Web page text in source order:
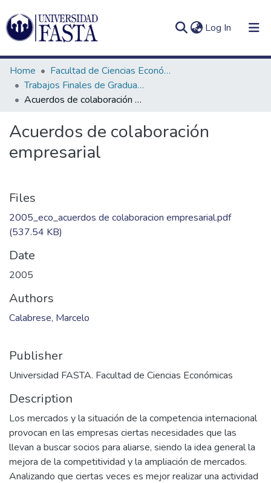
Log In (current)
Communities
&
Collections
In(current)
Home
Facultad de Ciencias Económicas
Trabajos Finales de Graduación de Contador Público
Acuerdos de colaboración empresarial
Acuerdos de colaboración
empresarial
Files
2005_eco_acuerdos de colaboracion empresarial.pdf
(537.54 KB)
Date
2005
Authors
Calabrese, Marcelo
Publisher
Universidad FASTA. Facultad de Ciencias Económicas
Description
Los mercados y la situación de la competencia internacional
provocan en las empresas ciertas necesidades que las
llevan a buscar socios para aliarse, siendo la idea general la
mejora de la competitividad y la ampliación de mercados.
Analizando que ciertas veces es mejor realizar una actividad